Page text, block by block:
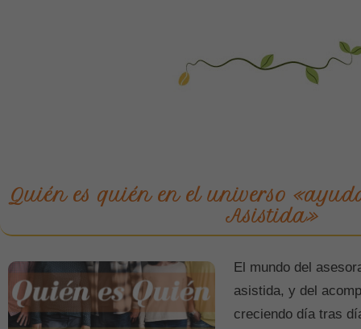
Quién es quién en el universo
Asistida»
El mundo del
asistida, y del
creciendo día tras